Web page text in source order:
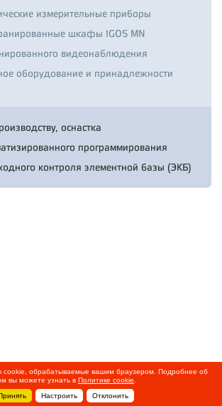
измерительные приборы
шкафы IGOS MN
видеонаблюдения
оборудование и принадлежности
оснастка
программирования
контроля элементной базы (ЭКБ)
cookie, обрабатываемые вашим браузером. Подробнее об
вы можете узнать в Политике cookie
Настроить Отклонить